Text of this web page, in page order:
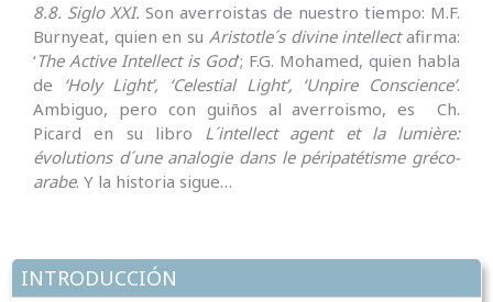
INTRODUCCIÓN
8.8. Siglo XXI. Son averroistas de nuestro tiempo: M.F.
Burnyeat, quien en su Aristotle´s divine intellectafirma:
‘The Active Intellect is God’; F.G. Mohamed, quien habla
de ‘Holy Light’, ‘Celestial Light’, ‘Unpire Conscience’.
Ambiguo, pero con guiños al averroismo, es Ch.
Picard en su libro L´intellect agent et la lumière:
évolutions d´une analogie dans le péripatétisme gréco-
arabe. Y la historia sigue…